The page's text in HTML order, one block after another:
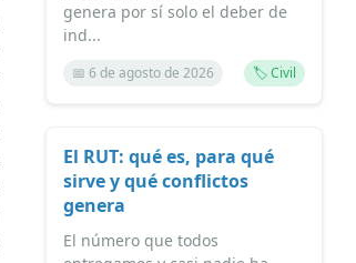
genera por sí solo el deber de
ind...
📅 6 de agosto de 2026 🏷️ Civil
El RUT: qué es, para qué
sirve y qué conflictos
genera
El número que todos